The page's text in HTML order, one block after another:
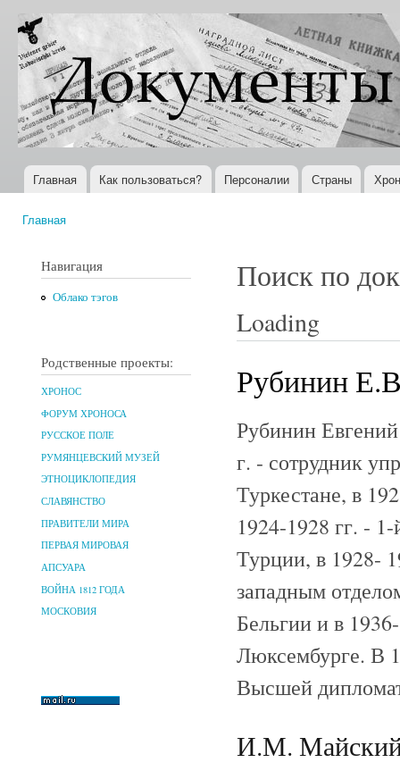
Документы
XX века
Всемирная
история в
Интернете
Главное меню
Главная Как пользоваться? Персоналии Страны
Главная
Навигация
Облако тэгов
Родственные проекты:
ХРОНОС
ФОРУМ ХРОНОСА
РУССКОЕ ПОЛЕ
РУМЯНЦЕВСКИЙ МУЗЕЙ
ЭТНОЦИКЛОПЕДИЯ
СЛАВЯНСТВО
ПРАВИТЕЛИ МИРА
ПЕРВАЯ МИРОВАЯ
АПСУАРА
ВОЙНА 1812 ГОДА
МОСКОВИЯ
Поиск по
Loading
Рубинин
Рубинин
г. - сотрудник
Туркестане, в
1924-1928 гг. -
Турции, в 1928-
западным
Бельгии и в
Люксембурге. В
Высшей
И.М. Майский